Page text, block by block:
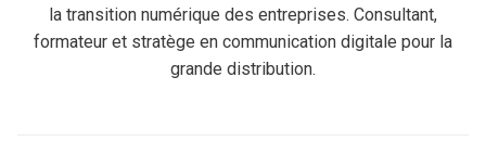
la transition numérique des entreprises. Consultant,
formateur et stratège en communication digitale pour la
grande distribution.